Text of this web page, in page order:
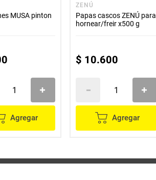
MUSA pinton
Agregar
ZENÚ
Papas cascos ZENÚ para
hornear/freir x500 g
$ 10.600
Agregar